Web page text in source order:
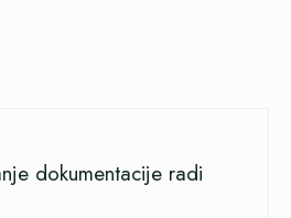
dokumentacije radi